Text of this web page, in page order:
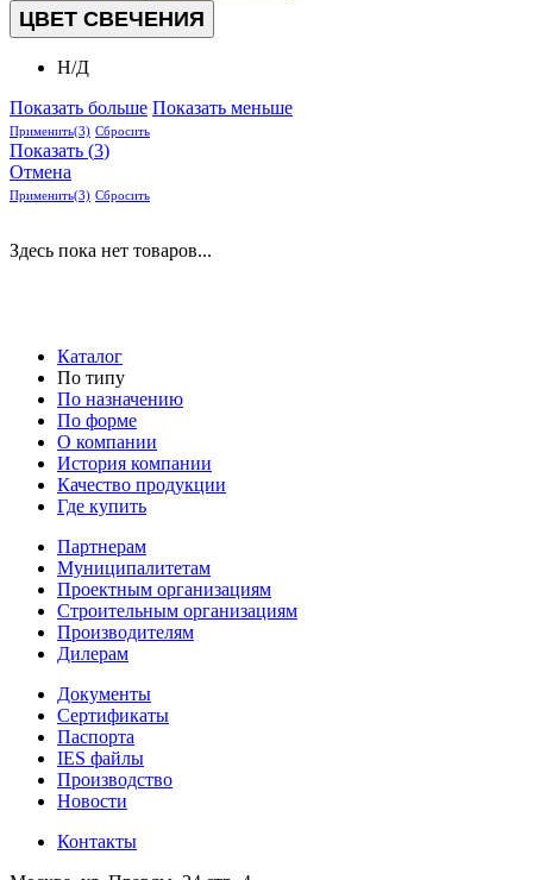
ЦВЕТ СВЕЧЕНИЯ
Н/Д
Показать больше Показать меньше
Применить(3) Сбросить
Показать (3)
Отмена
Применить(3) Сбросить
Здесь пока нет товаров...
Каталог
По типу
По назначению
По форме
О компании
История компании
Качество продукции
Где купить
Партнерам
Муниципалитетам
Проектным организациям
Строительным организациям
Производителям
Дилерам
Документы
Сертификаты
Паспорта
IES файлы
Производство
Новости
Контакты